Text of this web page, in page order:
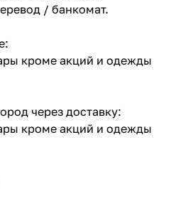
/ банкомат.
кроме акций и одежды
через доставку:
кроме акций и одежды